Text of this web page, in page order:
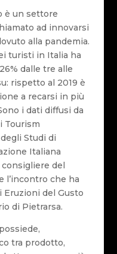
è un settore
ad innovarsi
alla pandemia.
turisti in Italia ha
dalle tre alle
rispetto al 2019 è
a recarsi in più
i dati diffusi da
Tourism
Studi di
Italiana
del
l’incontro che ha
Eruzioni del Gusto
di Pietrarsa.
tra prodotto,